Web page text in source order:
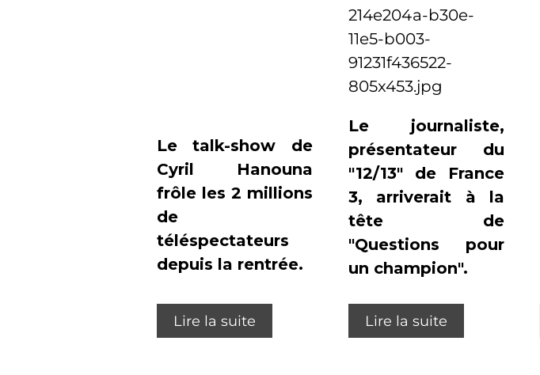
Le talk-show de
Cyril Hanouna
frôle les 2 millions
de
téléspectateurs
depuis la rentrée.
Lire la suite
Le journaliste,
présentateur du
"12/13" de France
3, arriverait à la
tête de
"Questions pour
un champion".
Lire la suite